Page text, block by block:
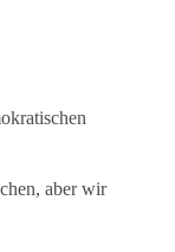
aber wir